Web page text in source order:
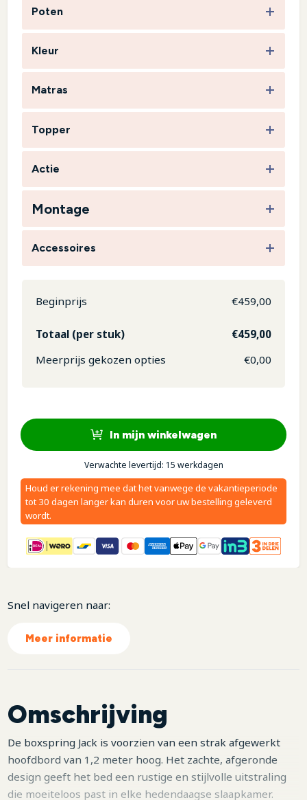
Poten
Kleur
Matras
Topper
Actie
Montage
Accessoires
Meerprijs gekozen opties €0,00
Beginprijs €459,00
Totaal (per stuk) €459,00
In mijn winkelwagen
Verwachte levertijd: 15 werkdagen
Houd er rekening mee dat het vanwege de vakantieperiode
tot 30 dagen langer kan duren voor uw bestelling geleverd
wordt.
Snel navigeren naar:
Meer informatie
Omschrijving
De boxspring Jack is voorzien van een strak afgewerkt
hoofdbord van 1,2 meter hoog. Het zachte, afgeronde
design geeft het bed een rustige en stijlvolle uitstraling
die moeiteloos past in elke hedendaagse slaapkamer.